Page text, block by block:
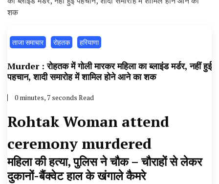
Taaja Khabar, Haryana Crime News Today,
Weather Update in Haryana, Weather Alert
in Haryana, Rain Alert in Haryana, Haryana
Police Action, Haryana Porotet Update,
News, Student Portest News, Kisan Protest
News, AHN News, Abtak Haryana News,
शक
ताजा समाचार रोहतक हरियाणा
Murder : रोहतक में गोली मारकर महिला का ब्लाइंड मर्डर, नहीं हुई
पहचान, शादी समारोह में शामिल होने आने का शक
0 minutes, 7 seconds Read
Rohtak Woman attend
ceremony murdered
महिला की हत्या, पुलिस ने चौक – चौराहों से लेकर
दुकानों-बैंक्वेट हाल के खंगाले कैमरे